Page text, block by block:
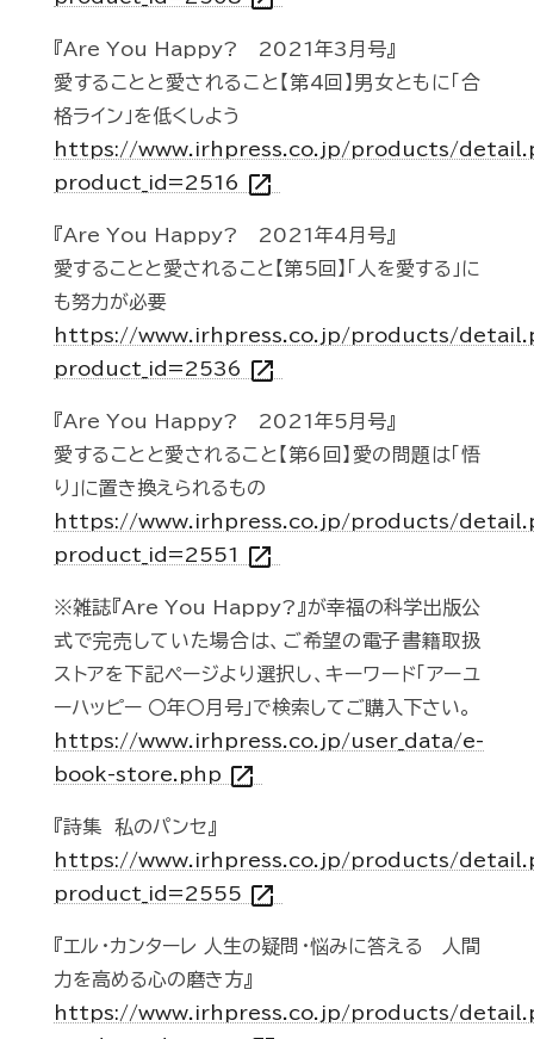
『Are You Happy? 2021年3月号』
愛することと愛されること【第4回】男女ともに「合
格ライン」を低くしよう
https://www.irhpress.co.jp/products/
product_id=2516 open_in_new
『Are You Happy? 2021年4月号』
愛することと愛されること【第5回】「人を愛する」に
も努力が必要
https://www.irhpress.co.jp/products/
product_id=2536 open_in_new
『Are You Happy? 2021年5月号』
愛することと愛されること【第6回】愛の問題は「悟
り」に置き換えられるもの
https://www.irhpress.co.jp/products/
product_id=2551 open_in_new
※雑誌『Are You Happy?』が幸福の科学出版公
式で完売していた場合は、ご希望の電子書籍取扱
ストアを下記ページより選択し、キーワード「アーユ
ーハッピー 〇年〇月号」で検索してご購入下さい。
https://www.irhpress.co.jp/user_data/e-
book-store.php open_in_new
『詩集 私のパンセ』
https://www.irhpress.co.jp/products/
product_id=2555 open_in_new
『エル・カンターレ 人生の疑問・悩みに答える 人間
力を高める心の磨き方』
https://www.irhpress.co.jp/products/